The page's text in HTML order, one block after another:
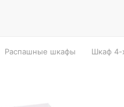
Распашные шкафы Шкаф 4-